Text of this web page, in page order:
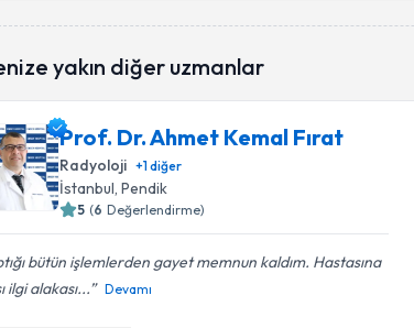
yakın diğer uzmanlar
Prof. Dr. Ahmet Kemal Fırat
Radyoloji +1diğer
İstanbul, Pendik
5 (6 Değerlendirme)
bütün işlemlerden gayet memnun kaldım. Hastasına
ilgi alakası...
Devamı